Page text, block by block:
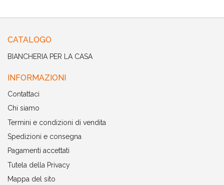
CATALOGO
BIANCHERIA PER LA CASA
INFORMAZIONI
Contattaci
Chi siamo
Termini e condizioni di vendita
Spedizioni e consegna
Pagamenti accettati
Tutela della Privacy
Mappa del sito